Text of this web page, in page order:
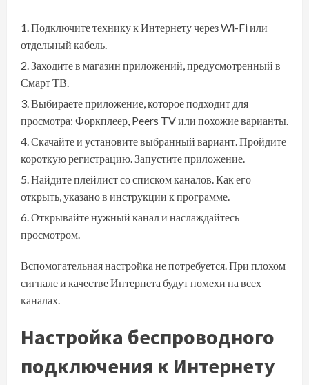
Подключите технику к Интернету через Wi-Fi или
отдельный кабель.
Заходите в магазин приложений, предусмотренный в
Смарт ТВ.
Выбираете приложение, которое подходит для
просмотра: Форкплеер, Peers TV или похожие варианты.
Скачайте и установите выбранный вариант. Пройдите
короткую регистрацию. Запустите приложение.
Найдите плейлист со списком каналов. Как его
открыть, указано в инструкции к программе.
Открывайте нужный канал и наслаждайтесь
просмотром.
Вспомогательная настройка не потребуется. При плохом
сигнале и качестве Интернета будут помехи на всех
каналах.
Настройка беспроводного
подключения к Интернету